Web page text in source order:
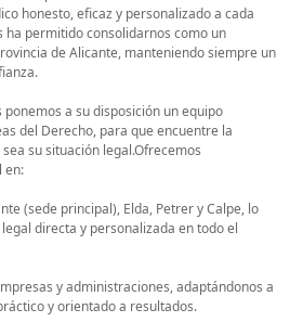
honesto, eficaz y personalizado a cada
permitido consolidarnos como un
de Alicante, manteniendo siempre un
a su disposición un equipo
del Derecho, para que encuentre la
su situación legal.Ofrecemos
en:
(sede principal), Elda, Petrer y Calpe, lo
directa y personalizada en todo el
y administraciones, adaptándonos a
y orientado a resultados.